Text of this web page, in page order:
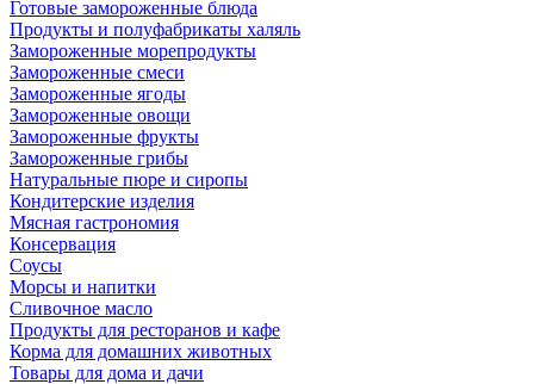
Готовые замороженные блюда
Продукты и полуфабрикаты халяль
Замороженные морепродукты
Замороженные смеси
Замороженные ягоды
Замороженные овощи
Замороженные фрукты
Замороженные грибы
Натуральные пюре и сиропы
Кондитерские изделия
Мясная гастрономия
Консервация
Соусы
Морсы и напитки
Сливочное масло
Продукты для ресторанов и кафе
Корма для домашних животных
Товары для дома и дачи